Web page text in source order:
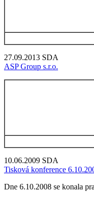
27.09.2013 SDA
ASP Group s.r.o.
10.06.2009 SDA
Tisková konference
Dne 6.10.2008 se konala